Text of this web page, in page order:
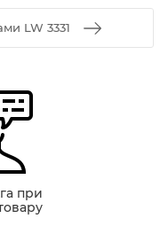
LW 3331
при